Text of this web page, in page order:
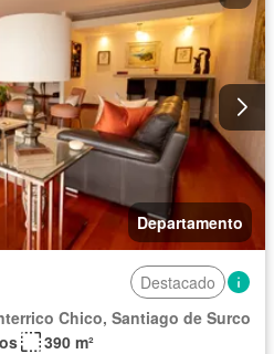
Departamento
Destacado
Chico, Santiago de Surco
390 m²